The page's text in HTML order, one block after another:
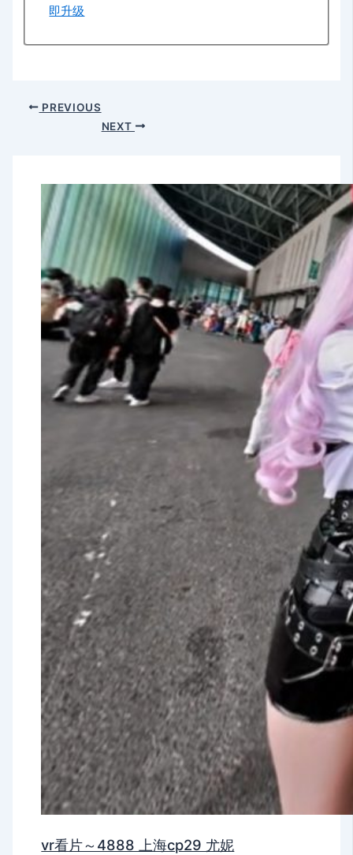
即升级
PREVIOUS
NEXT
vr看片～4888 上海cp29 尤妮